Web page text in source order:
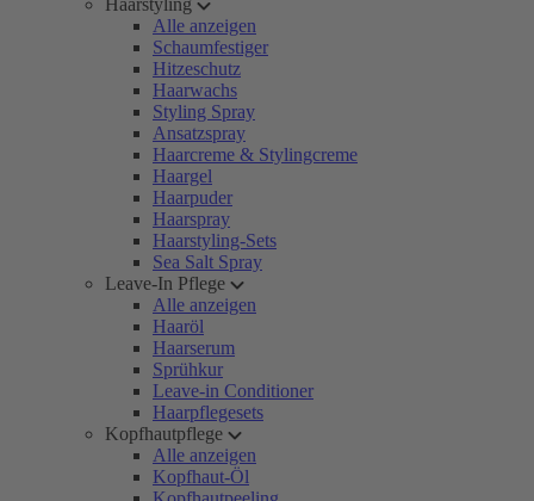
Haarstyling
Alle anzeigen
Schaumfestiger
Hitzeschutz
Haarwachs
Styling Spray
Ansatzspray
Haarcreme & Stylingcreme
Haargel
Haarpuder
Haarspray
Haarstyling-Sets
Sea Salt Spray
Leave-In Pflege
Alle anzeigen
Haaröl
Haarserum
Sprühkur
Leave-in Conditioner
Haarpflegesets
Kopfhautpflege
Alle anzeigen
Kopfhaut-Öl